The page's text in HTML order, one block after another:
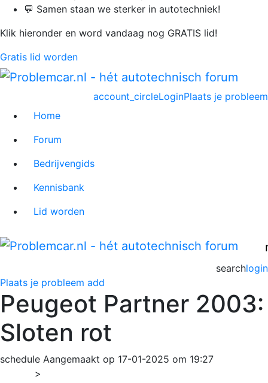
💬 Samen staan we sterker in autotechniek!
Klik hieronder en word vandaag nog GRATIS lid!
Gratis lid worden
Plaats je probleem
account_circleLogin
Home
Forum
Bedrijvengids
Kennisbank
Lid worden
login
search
Plaats je probleem add
Peugeot Partner 2003:
Sloten rot
schedule Aangemaakt op 17-01-2025 om 19:27
>